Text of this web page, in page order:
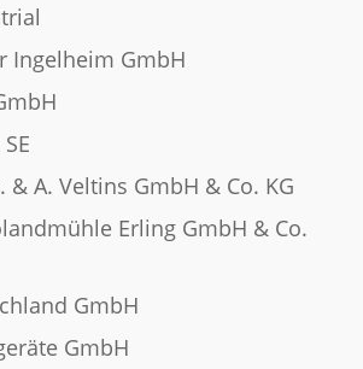
Ingelheim GmbH
& A. Veltins GmbH & Co. KG
Erling GmbH & Co.
GmbH
GmbH